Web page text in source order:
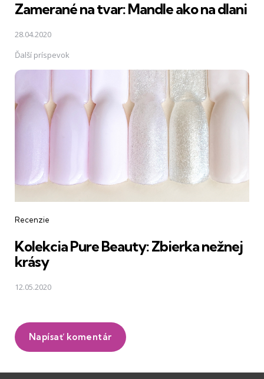
Zamerané na tvar: Mandle ako na dlani
28.04.2020
Ďalší príspevok
Recenzie
Kolekcia Pure Beauty: Zbierka nežnej
krásy
12.05.2020
Napísať komentár